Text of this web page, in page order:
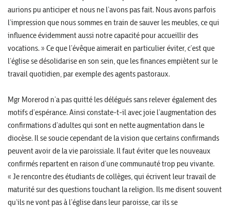
aurions pu anticiper et nous ne l’avons pas fait. Nous avons parfois
l’impression que nous sommes en train de sauver les meubles, ce qui
influence évidemment aussi notre capacité pour accueillir des
vocations. » Ce que l’évêque aimerait en particulier éviter, c’est que
l’église se désolidarise en son sein, que les finances empiètent sur le
travail quotidien, par exemple des agents pastoraux.
Mgr Morerod n’a pas quitté les délégués sans relever également des
motifs d’espérance. Ainsi constate-t-il avec joie l’augmentation des
confirmations d’adultes qui sont en nette augmentation dans le
diocèse. Il se soucie cependant de la vision que certains confirmands
peuvent avoir de la vie paroissiale. Il faut éviter que les nouveaux
confirmés repartent en raison d’une communauté trop peu vivante.
« Je rencontre des étudiants de collèges, qui écrivent leur travail de
maturité sur des questions touchant la religion. Ils me disent souvent
qu’ils ne vont pas à l’église dans leur paroisse, car ils se